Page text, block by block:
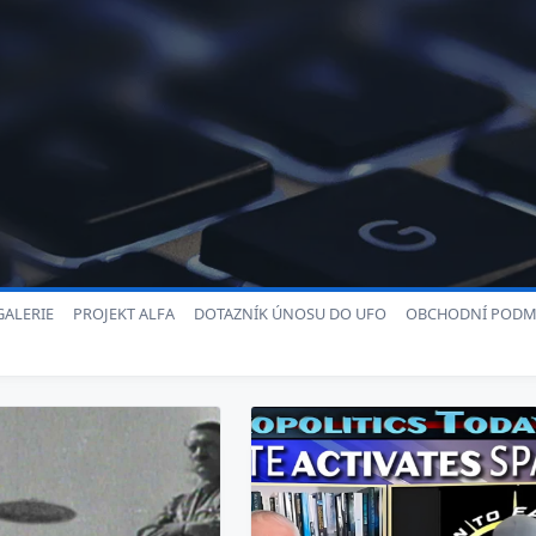
PROJEKT ALFA DOTAZNÍK ÚNOSU DO UFO OBCHODNÍ